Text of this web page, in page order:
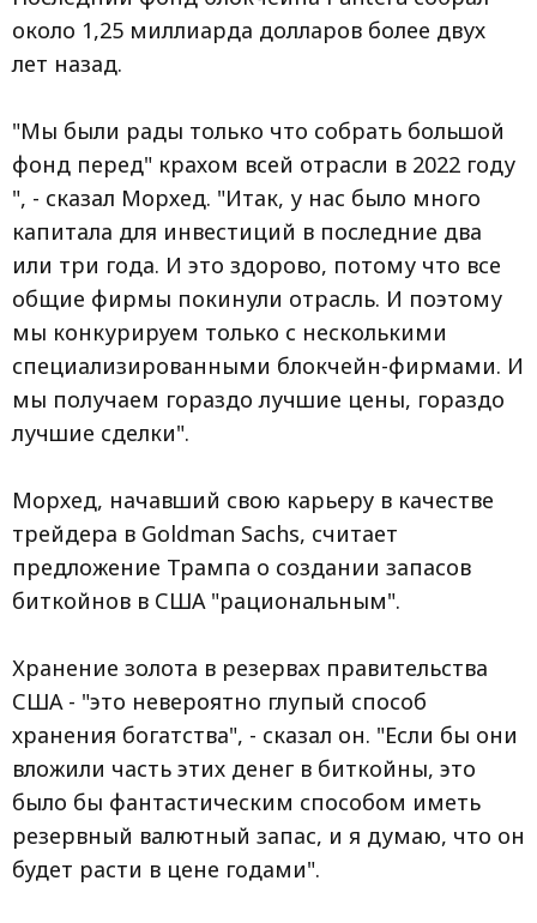
около 1,25 миллиарда долларов более двух
лет назад.
"Мы были рады только что собрать большой
фонд перед" крахом всей отрасли в 2022 году
", - сказал Морхед. "Итак, у нас было много
капитала для инвестиций в последние два
или три года. И это здорово, потому что все
общие фирмы покинули отрасль. И поэтому
мы конкурируем только с несколькими
специализированными блокчейн-фирмами. И
мы получаем гораздо лучшие цены, гораздо
лучшие сделки".
Морхед, начавший свою карьеру в качестве
трейдера в Goldman Sachs, считает
предложение Трампа о создании запасов
биткойнов в США "рациональным".
Хранение золота в резервах правительства
США - "это невероятно глупый способ
хранения богатства", - сказал он. "Если бы они
вложили часть этих денег в биткойны, это
было бы фантастическим способом иметь
резервный валютный запас, и я думаю, что он
будет расти в цене годами".